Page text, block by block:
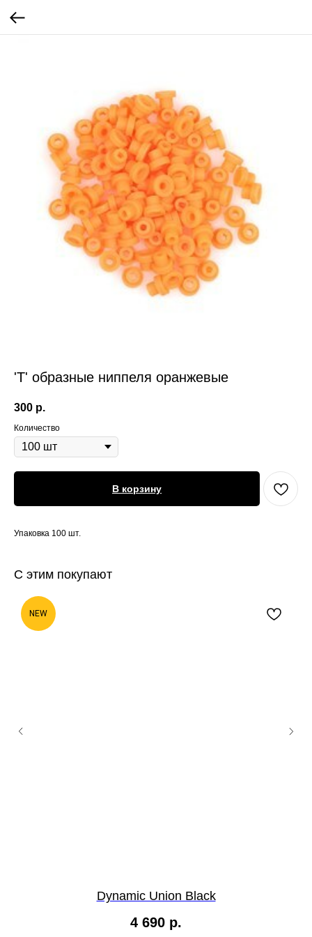
'Т' образные ниппеля оранжевые
300 р.
Количество
В корзину
Упаковка 100 шт.
С этим покупают
NEW
Dynamic Union Black
4 690 р.